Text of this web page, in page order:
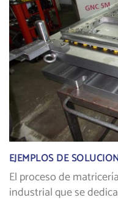
EJEMPLOS DE
El proceso de
industrial que se